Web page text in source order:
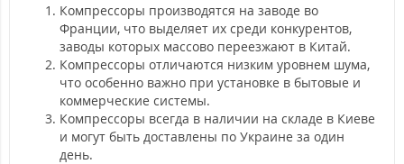
Компрессоры производятся на заводе во
Франции, что выделяет их среди конкурентов,
заводы которых массово переезжают в Китай.
Компрессоры отличаются низким уровнем шума,
что особенно важно при установке в бытовые и
коммерческие системы.
Компрессоры всегда в наличии на складе в Киеве
и могут быть доставлены по Украине за один
день.